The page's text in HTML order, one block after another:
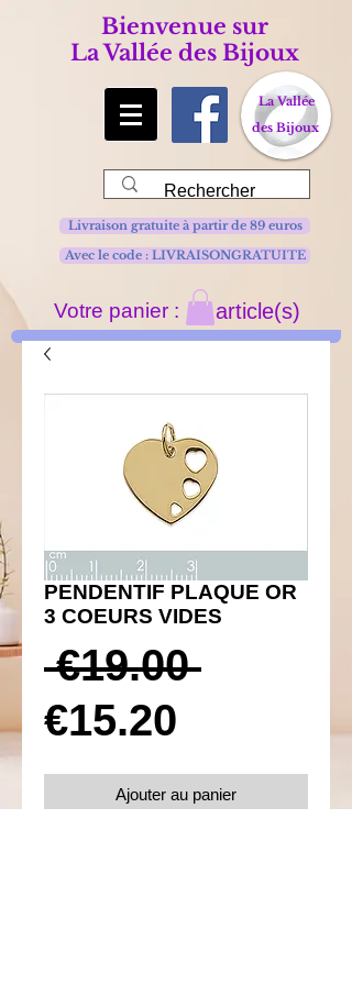
Bienvenue sur
La Vallée des Bijoux
La Vallée
des Bijoux
Avec le code : LIVRAISONGRATUITE
Livraison gratuite à partir de 89 euros
Votre panier : article(s)
PENDENTIF PLAQUE OR
3 COEURS VIDES
€19.00 Prix
€15.20
Ajouter au panier